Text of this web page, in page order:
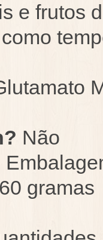
e frutos
Não
60 gramas